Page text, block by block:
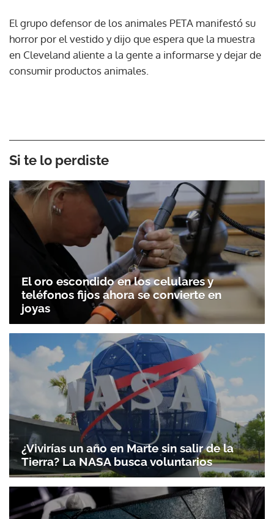
El grupo defensor de los animales PETA manifestó su
horror por el vestido y dijo que espera que la muestra
en Cleveland aliente a la gente a informarse y dejar de
consumir productos animales.
Si te lo perdiste
El oro escondido en los celulares y
teléfonos fijos ahora se convierte en
joyas
¿Vivirías un año en Marte sin salir de la
Tierra? La NASA busca voluntarios